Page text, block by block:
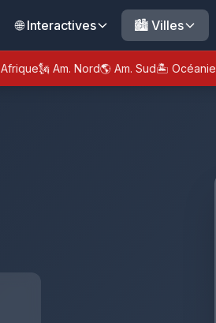
🌐 Interactives 🏙️ Villes
🗽 Am. Nord🌎 Am. Sud🏝️ Océanie